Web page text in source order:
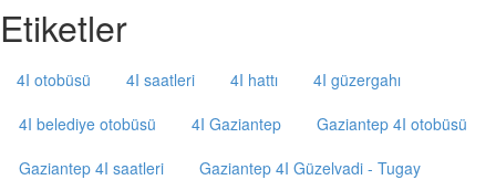
Etiketler
4I otobüsü 4I saatleri 4I hattı
4I güzergahı
4I belediye otobüsü
4I Gaziantep
Gaziantep 4I otobüsü
Gaziantep 4I saatleri
Gaziantep 4I Güzelvadi - Tugay